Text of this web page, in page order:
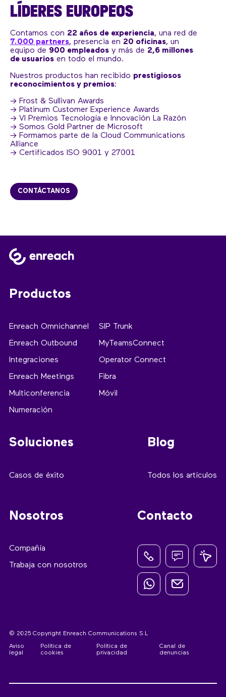
LÍDERES EUROPEOS
Contamos con 22 años de experiencia, una red de
7.000 partners, presencia en 20 oficinas, un
equipo de 900 empleados y más de 2,6 millones
de usuarios en todo el mundo.
Nuestros productos han recibido prestigiosos
reconocimientos y premios:
→ Frost & Sullivan Awards
→ Platinum Customer Experience Awards
→ VI Premios Tecnología e Innovación La Razón
→ Somos Gold Partner de Microsoft
→ Formamos parte de la Cloud Communications
Alliance
→ Certificados ISO 9001 y 27001
CONTÁCTANOS
Productos
Enreach Omnichannel
Enreach Outbound
Integraciones
Enreach Meetings
Multiconferencia
Numeración
SIP Trunk
MyTeamsConnect
Operator Connect
Fibra
Móvil
Soluciones
Casos de éxito
Blog
Todos los artículos
Nosotros
Compañía
Trabaja con nosotros
Contacto
© 2025 Copyright Enreach Communications S.L
Aviso
legal
Política de
cookies
Política de
privacidad
Canal de
denuncias